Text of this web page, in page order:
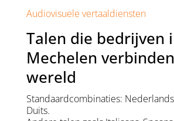
Audiovisuele vertaaldiensten
Talen die bedrijven
Mechelen
wereld
Standaardcombinaties:
Duits.